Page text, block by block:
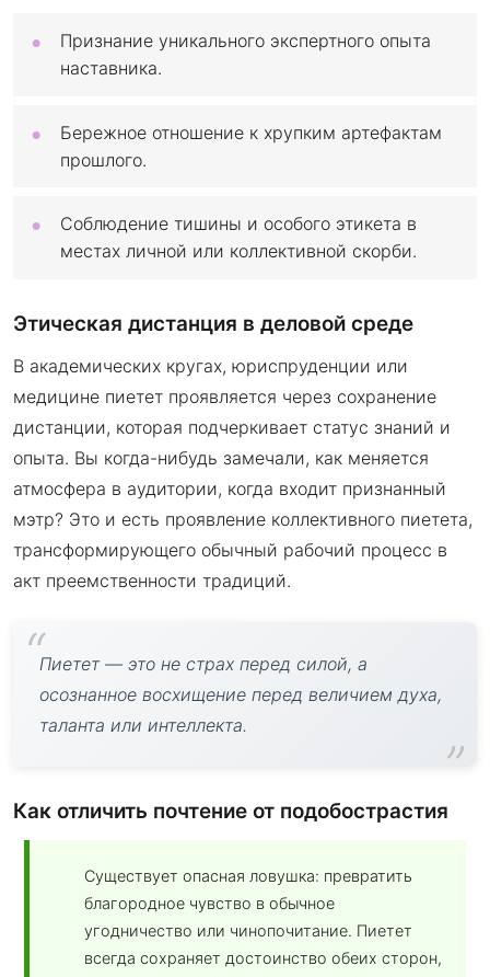
Признание уникального экспертного опыта
наставника.
Бережное отношение к хрупким артефактам
прошлого.
Соблюдение тишины и особого этикета в
местах личной или коллективной скорби.
Этическая дистанция в деловой среде
В академических кругах, юриспруденции или
медицине пиетет проявляется через сохранение
дистанции, которая подчеркивает статус знаний и
опыта. Вы когда-нибудь замечали, как меняется
атмосфера в аудитории, когда входит признанный
мэтр? Это и есть проявление коллективного пиетета,
трансформирующего обычный рабочий процесс в
акт преемственности традиций.
Пиетет — это не страх перед силой, а
осознанное восхищение перед величием духа,
таланта или интеллекта.
Как отличить почтение от подобострастия
Существует опасная ловушка: превратить
благородное чувство в обычное
угодничество или чинопочитание. Пиетет
всегда сохраняет достоинство обеих сторон,